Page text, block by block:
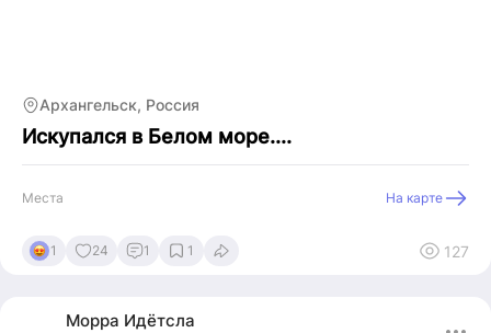
Архангельск, Россия
Искупался в Белом море....
Места На карте
1 24 1 1 127
Морра Идётсла